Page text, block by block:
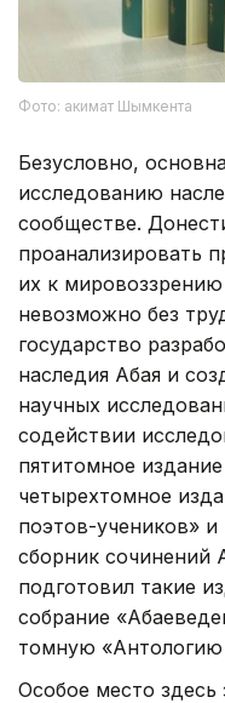
Фото: акимат Шымкента
Безусловно,
исследованию
сообществе.
проанализировать
их к
невозможно без
государство
наследия Абая и
научных
содействии
пятитомное
четырехтомное
поэтов-учеников»
сборник сочинений
подготовил такие
собрание
томную «Антологию
Особое место здесь